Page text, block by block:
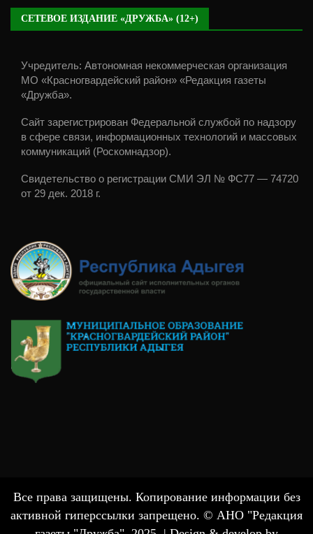
СЕТЕВОЕ ИЗДАНИЕ «ДРУЖБА» (12+)
Учредитель: Автономная некоммерческая организация
МО «Красногвардейский район» «Редакция газеты
«Дружба».
Сайт зарегистрирован Федеральной службой по надзору
в сфере связи, информационных технологий и массовых
коммуникаций (Роскомнадзор).
Свидетельство о регистрации СМИ ЭЛ № ФС77 — 74720
от 29 дек. 2018 г.
Все права защищены. Копирование информации без
активной гиперссылки запрещено. © АНО "Редакция